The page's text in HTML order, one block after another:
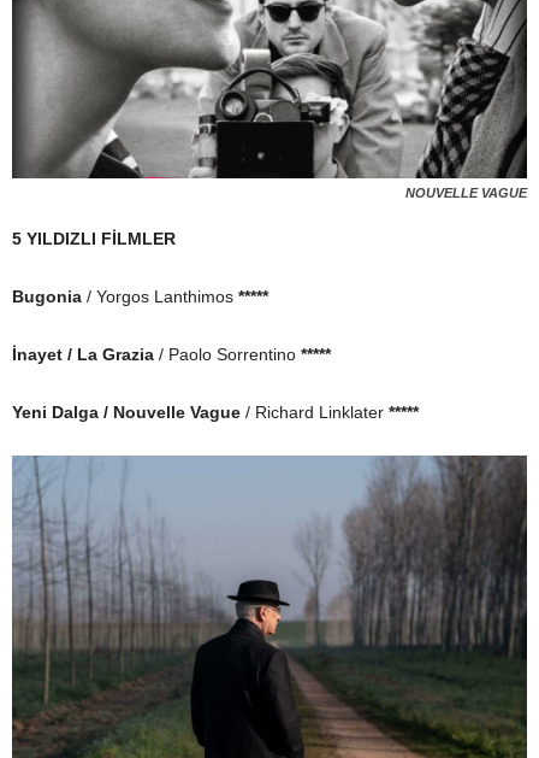
NOUVELLE VAGUE
5 YILDIZLI FİLMLER
Bugonia / Yorgos Lanthimos *****
İnayet / La Grazia / Paolo Sorrentino *****
Yeni Dalga / Nouvelle Vague / Richard Linklater *****